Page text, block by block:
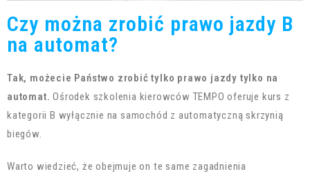
Czy można zrobić prawo jazdy B
na automat?
Tak, możecie Państwo zrobić tylko prawo jazdy tylko na
automat. Ośrodek szkolenia kierowców TEMPO oferuje kurs z
kategorii B wyłącznie na samochód z automatyczną skrzynią
biegów.
Warto wiedzieć, że obejmuje on te same zagadnienia